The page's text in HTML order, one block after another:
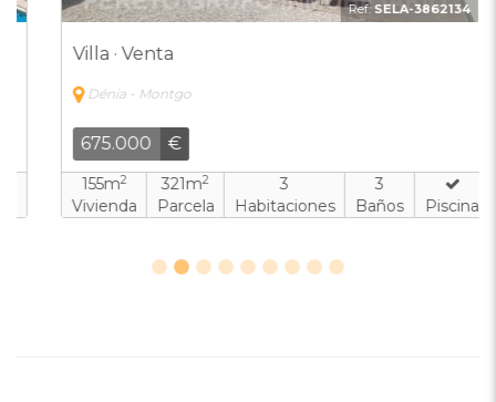
Ref:SELA-3862134
Villa · Venta
Dénia - Montgo
675.000 €
155m2
Vivienda
321m2
Parcela
Habitaciones
Baños
Piscina